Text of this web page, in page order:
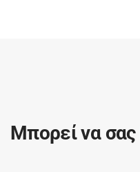
Μπορεί να σας